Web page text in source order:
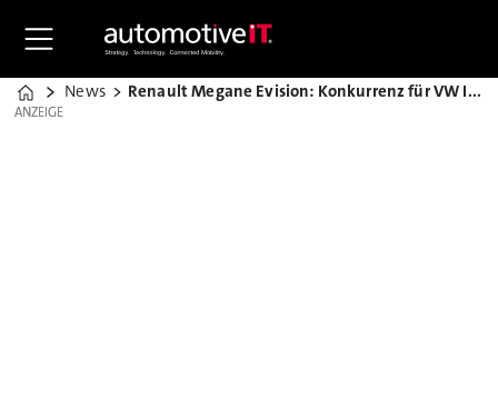
Home
News Renault Megane Evision: Konkurrenz für VW ID.4 & Co.
ANZEIGE
ANZEIGE